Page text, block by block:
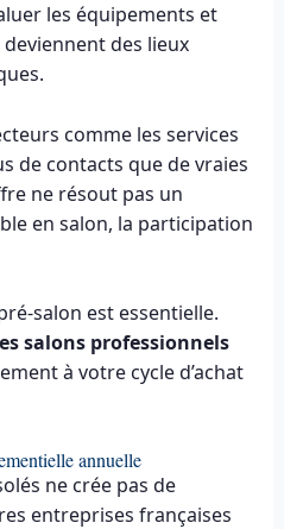
les équipements et
des lieux
comme les services
de contacts que de vraies
ne résout pas un
en salon, la participation
salon est essentielle.
salons professionnels
à votre cycle d’achat
annuelle
ne crée pas de
entreprises françaises